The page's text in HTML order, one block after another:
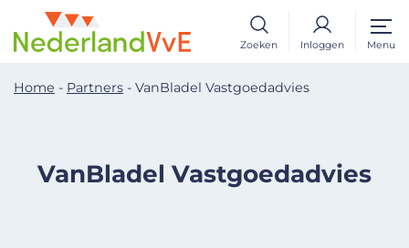
Zoeken Inloggen Menu
Home - Partners - VanBladel Vastgoedadvies
VanBladel Vastgoedadvies